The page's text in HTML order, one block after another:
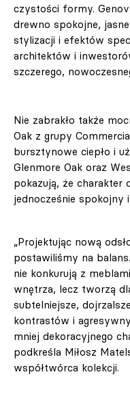
czystości formy.
drewno spokojne,
stylizacji i efektów
architektów i
szczerego,
Nie zabrakło także
Oak z grupy
bursztynowe ciepło i
Glenmore Oak oraz
pokazują, że charakter
jednocześnie spokojny i
„Projektując nową
postawiliśmy na
nie konkurują z
wnętrza, lecz tworzą
subtelniejsze,
kontrastów i
mniej dekoracyjnego
podkreśla Miłosz
współtwórca kolekcji.